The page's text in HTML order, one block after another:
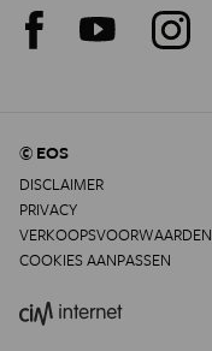
© EOS
DISCLAIMER
PRIVACY
VERKOOPSVOORWAARDEN
COOKIES AANPASSEN